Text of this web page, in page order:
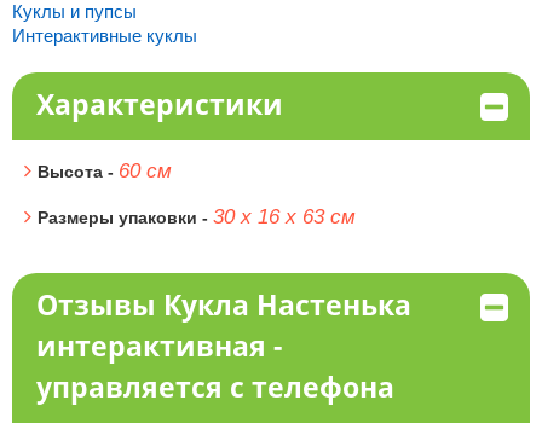
Куклы и пупсы
Интерактивные куклы
Характеристики
Высота - 60 см
Размеры упаковки - 30 х 16 х 63 см
Отзывы Кукла Настенька
интерактивная -
управляется с телефона